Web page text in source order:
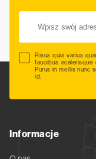
Risus quis varius
faucibus scelerisque
Purus in mollis nunc
id.
Informacje